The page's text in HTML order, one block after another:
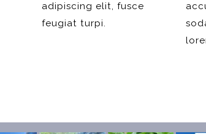
adipiscing elit, fusce
feugiat turpi.